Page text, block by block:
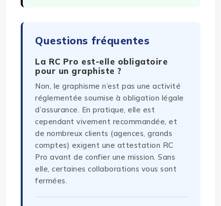
Questions fréquentes
La RC Pro est-elle obligatoire
pour un graphiste ?
Non, le graphisme n’est pas une activité
réglementée soumise à obligation légale
d’assurance. En pratique, elle est
cependant vivement recommandée, et
de nombreux clients (agences, grands
comptes) exigent une attestation RC
Pro avant de confier une mission. Sans
elle, certaines collaborations vous sont
fermées.